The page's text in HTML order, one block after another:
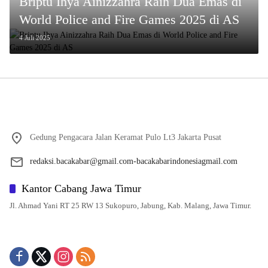
World Police and Fire Games 2025 di AS
4 Juli 2025
Gedung Pengacara Jalan Keramat Pulo Lt3 Jakarta Pusat
redaksi.bacakabar@gmail.com-bacakabarindonesiagmail.com
Kantor Cabang Jawa Timur
Jl. Ahmad Yani RT 25 RW 13 Sukopuro, Jabung, Kab. Malang, Jawa Timur.